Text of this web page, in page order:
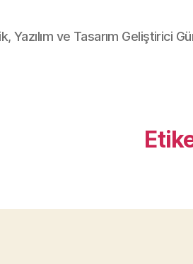
Yazılım ve Tasarım Geliştirici